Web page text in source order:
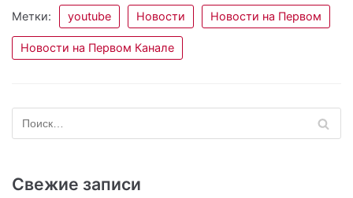
Метки: youtube Новости Новости на Первом
Новости на Первом Канале
Свежие записи